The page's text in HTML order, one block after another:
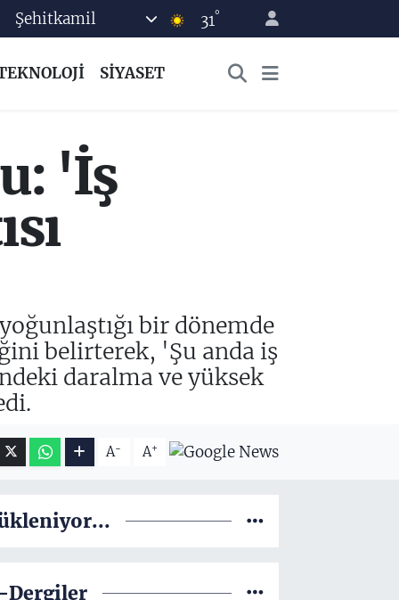
Şehitkamil 31°
SİYASET
'İş
bir dönemde
belirterek, 'Şu anda iş
daralma ve yüksek
A- A+
Dergiler